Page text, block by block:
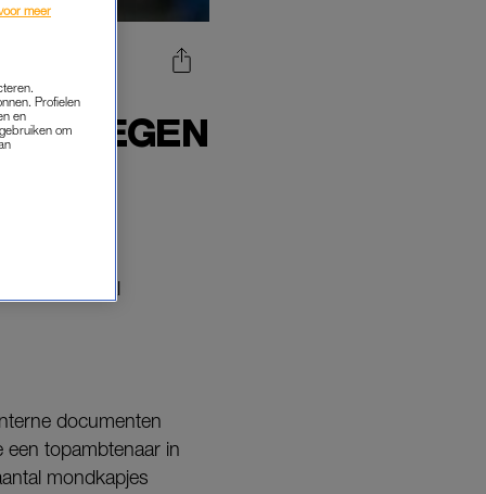
TEGEN
zal
documenten
topambtenaar in
mondkapjes
meer
Profielen
en
om